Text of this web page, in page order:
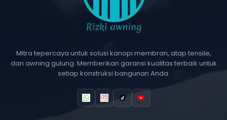
Mitra tepercaya untuk solusi kanopi membran, atap tensile,
dan awning gulung. Memberikan garansi kualitas terbaik untuk
setiap konstruksi bangunan Anda.